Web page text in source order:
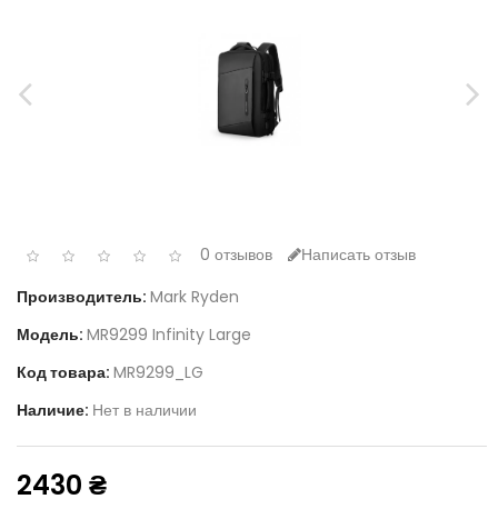
0 отзывов
Написать отзыв
Производитель: Mark Ryden
Модель: MR9299 Infinity Large
Код товара: MR9299_LG
Наличие: Нет в наличии
2430 ₴